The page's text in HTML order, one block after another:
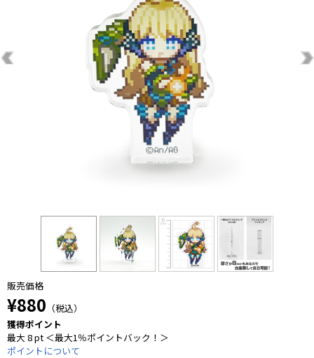
販売価格
¥880 （税込）
獲得ポイント
最大 8 pt ＜最大1％ポイントバック！＞
ポイントについて